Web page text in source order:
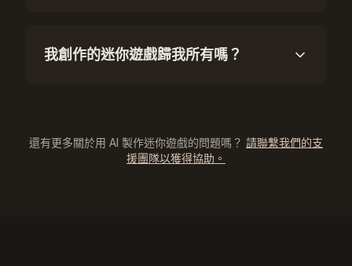
我創作的迷你遊戲歸我所有嗎？
還有更多關於用 AI 製作迷你遊戲的問題嗎？ 請聯繫我們的支
援團隊以獲得協助。